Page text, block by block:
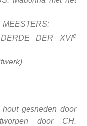
MEESTERS:
DER XVIe
gesneden door
door CH.